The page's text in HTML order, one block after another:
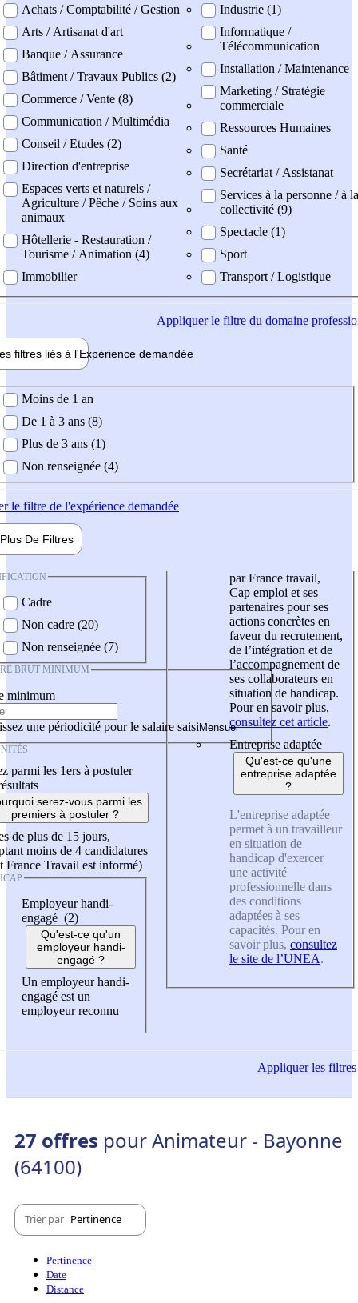
professionel
Achats / Comptabilité / Gestion
Arts / Artisanat d'art
Banque / Assurance
Bâtiment / Travaux Publics (2)
Commerce / Vente (8)
Communication / Multimédia
Conseil / Etudes (2)
Direction d'entreprise
Espaces verts et naturels /
Agriculture / Pêche / Soins aux
animaux
Hôtellerie - Restauration /
Tourisme / Animation (4)
Immobilier
Industrie (1)
Informatique /
Télécommunication
Installation / Maintenance
Marketing / Stratégie
commerciale
Ressources Humaines
Santé
Secrétariat / Assistanat
Services à la personne / à la
collectivité (9)
Spectacle (1)
Sport
Transport / Logistique
Appliquerle filtre du domaine
filtres liés à l'Expérience demandée
demandée
Moins de 1 an
De 1 à 3 ans (8)
Plus de 3 ans (1)
Non renseignée (4)
le filtre de l'expérience demandée
Plus De Filtres
Cadre
Non cadre (20)
Non renseignée (7)
BRUT MINIMUM
minimum
une périodicité pour le salaire saisi
parmi les 1ers à postuler
serez-vous parmi les
premiers à postuler ?
de plus de 15 jours,
moins de 4 candidatures
France Travail est informé)
Employeur handi-
engagé (2)
Qu'est-ce qu'un
employeur handi-
engagé ?
Un employeur handi-
engagé est un
employeur reconnu
par France travail,
Cap emploi et ses
partenaires pour ses
actions concrètes en
faveur du recrutement,
de l’intégration et de
l’accompagnement de
ses collaborateurs en
situation de handicap.
Pour en savoir plus,
consultez cet article.
Entreprise adaptée
Qu'est-ce qu'une
entreprise adaptée
?
L'entreprise adaptée
permet à un travailleur
en situation de
handicap d'exercer
une activité
professionnelle dans
des conditions
adaptées à ses
capacités. Pour en
savoir plus, consultez
le site de l’UNEA.
Appliquerles filtres
27 offres pour Animateur - Bayonne
(64100)
Trier par Pertinence
Pertinence
Date
Distance